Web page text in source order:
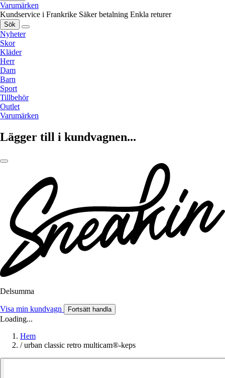
Varumärken
Kundservice i Frankrike Säker betalning Enkla returer
Sök
Nyheter
Skor
Kläder
Herr
Dam
Barn
Sport
Tillbehör
Outlet
Varumärken
Lägger till i kundvagnen...
Delsumma
Visa min kundvagn Fortsätt handla
Loading...
Hem
/ urban classic retro multicam®-keps